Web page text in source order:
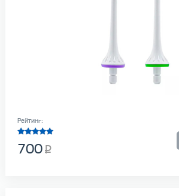
Рейтинг:
700